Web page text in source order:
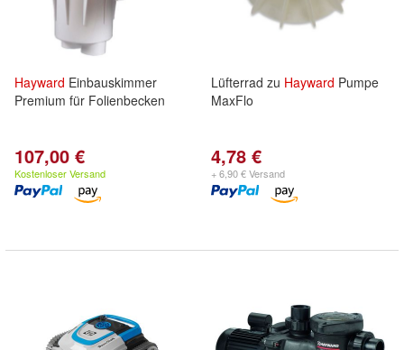
Hayward Einbauskimmer
Premium für Folienbecken
107,00 €
Kostenloser Versand
Lüfterrad zu Hayward Pumpe
MaxFlo
4,78 €
+ 6,90 € Versand